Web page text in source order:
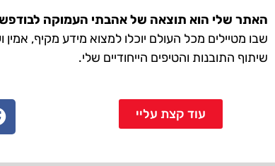
האתר שלי הוא תוצאה של אהבתי העמוקה
שבו מטיילים מכל העולם יוכלו למצוא מידע מקיף, אמין
שיתוף התובנות והטיפים הייחודיים שלי.
עוד קצת עליי